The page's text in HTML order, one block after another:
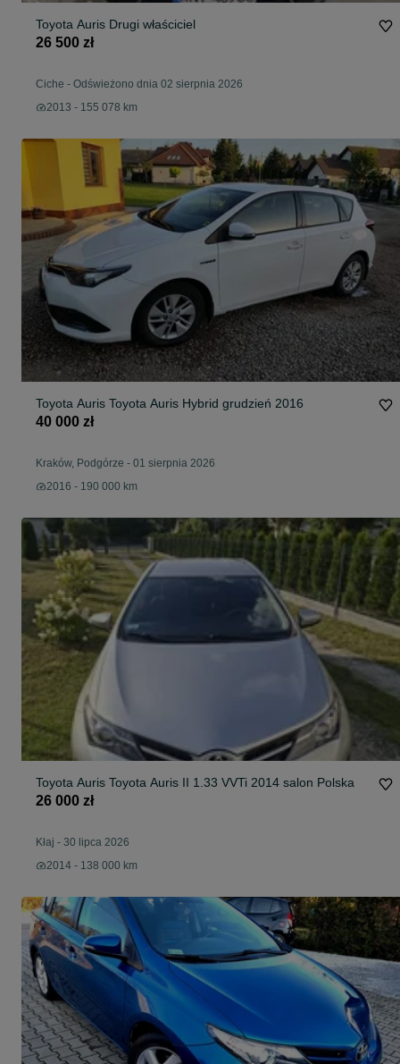
Toyota Auris Drugi właściciel
26 500 zł
Ciche - Odświeżono dnia 02 sierpnia 2026
2013 - 155 078 km
Toyota Auris Toyota Auris Hybrid grudzień 2016
40 000 zł
Kraków, Podgórze - 01 sierpnia 2026
2016 - 190 000 km
Toyota Auris Toyota Auris II 1.33 VVTi 2014 salon Polska
26 000 zł
Kłaj - 30 lipca 2026
2014 - 138 000 km